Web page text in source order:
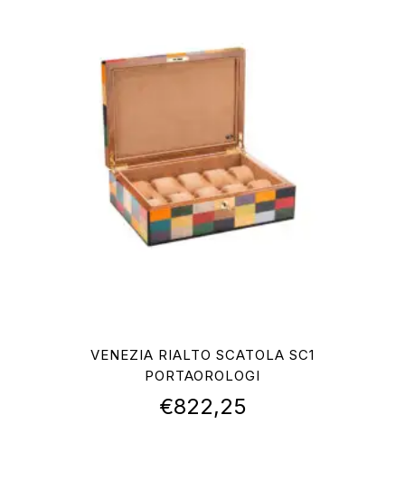
VENEZIA RIALTO SCATOLA SC1
PORTAOROLOGI
€822,25